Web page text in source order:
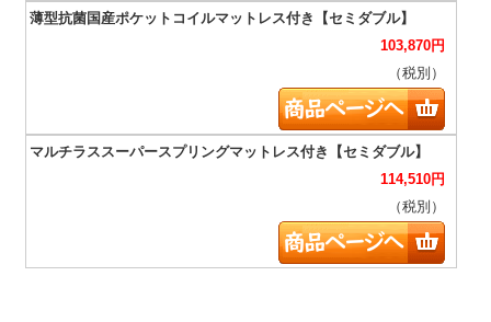
103,870円
（税別）
114,510円
（税別）